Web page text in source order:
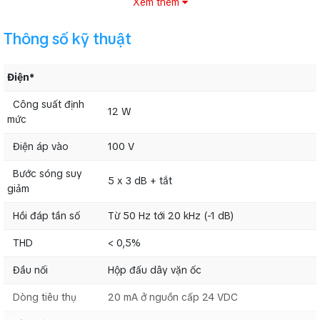
Hệ thống âm thanh công cộng thường được sử dụng cho cả thông
thanh, có thể sử dụng chiết áp Bosch LBC 1401/10 để điều chỉnh
cục bộ năm chương trình khác nhau. Như vậy, trong trường hợp có
được truyền phát ở mức cài đặt sẵn, độc lập với thiết đặt âm lượng
cục bộ.
Thông số kỹ thuật
Điện*
Công suất định
mức
12 W
Điện áp vào 100 V
Bước sóng suy
giảm
5 x 3 dB + tắt
Hồi đáp tần số Từ 50 Hz tới 20 kHz (-1 dB)
THD < 0,5%
Đầu nối Hộp đấu dây vặn ốc
Dòng tiêu thụ 20 mA ở nguồn cấp 24 VDC